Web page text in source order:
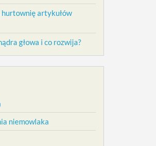
hurtownię artykułów
głowa i co rozwija?
niemowlaka